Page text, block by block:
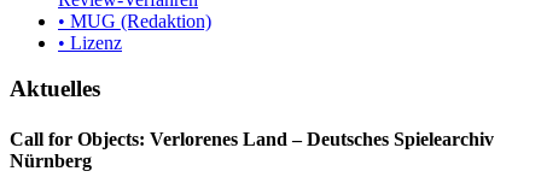
• MUG (Redaktion)
• Lizenz
Aktuelles
Call for Objects: Verlorenes Land – Deutsches Spielearchiv
Nürnberg